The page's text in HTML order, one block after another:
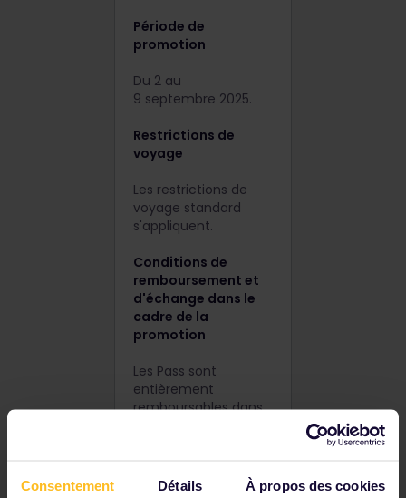
Consentement Détails À propos des cookies
Période de
promotion
Du 2 au
9 septembre 2025.
Restrictions de
voyage
Les restrictions de
voyage standard
s'appliquent.
Conditions de
remboursement et
d'échange dans le
cadre de la
promotion
Les Pass sont
entièrement
remboursables dans
d'achat. Passé ce